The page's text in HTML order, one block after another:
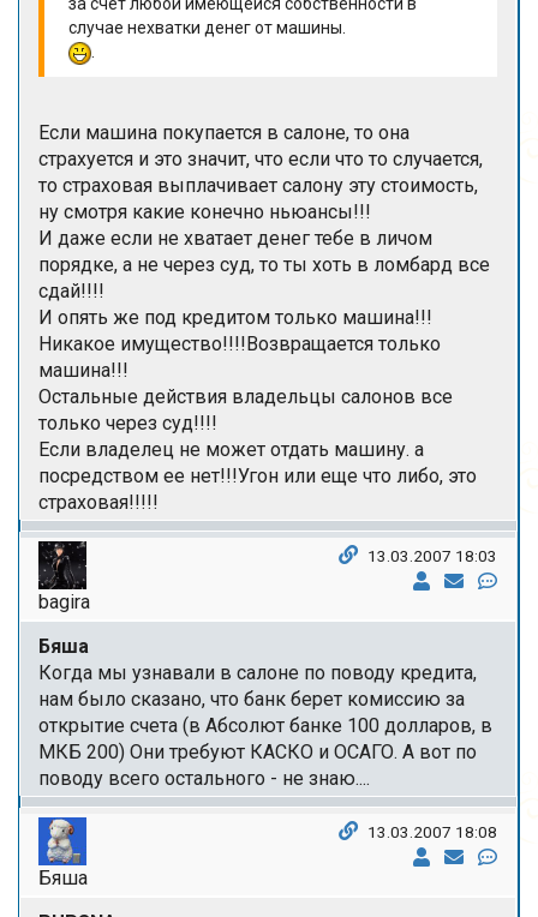
случае нехватки денег от машины.
Если машина покупается в салоне, то она
страхуется и это значит, что если что то случается,
то страховая выплачивает салону эту стоимость,
ну смотря какие конечно ньюансы!!!
И даже если не хватает денег тебе в личом
порядке, а не через суд, то ты хоть в ломбард все
сдай!!!!
И опять же под кредитом только машина!!!
Никакое имущество!!!!Возвращается только
машина!!!
Остальные действия владельцы салонов все
только через суд!!!!
Если владелец не может отдать машину. а
посредством ее нет!!!Угон или еще что либо, это
страховая!!!!!
bagira
13.03.2007 18:03
Бяша
Когда мы узнавали в салоне по поводу кредита,
нам было сказано, что банк берет комиссию за
открытие счета (в Абсолют банке 100 долларов, в
МКБ 200) Они требуют КАСКО и ОСАГО. А вот по
поводу всего остального - не знаю....
Бяша
13.03.2007 18:08